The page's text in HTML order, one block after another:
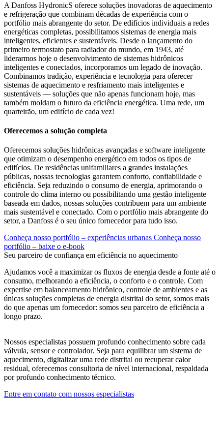
A Danfoss HydronicS oferece soluções inovadoras de aquecimento
e refrigeração que combinam décadas de experiência com o
portfólio mais abrangente do setor. De edifícios individuais a redes
energéticas completas, possibilitamos sistemas de energia mais
inteligentes, eficientes e sustentáveis. Desde o lançamento do
primeiro termostato para radiador do mundo, em 1943, até
liderarmos hoje o desenvolvimento de sistemas hidrônicos
inteligentes e conectados, incorporamos um legado de inovação.
Combinamos tradição, experiência e tecnologia para oferecer
sistemas de aquecimento e resfriamento mais inteligentes e
sustentáveis — soluções que não apenas funcionam hoje, mas
também moldam o futuro da eficiência energética. Uma rede, um
quarteirão, um edifício de cada vez!
Oferecemos a solução completa
Oferecemos soluções hidrônicas avançadas e software inteligente
que otimizam o desempenho energético em todos os tipos de
edifícios. De residências unifamiliares a grandes instalações
públicas, nossas tecnologias garantem conforto, confiabilidade e
eficiência. Seja reduzindo o consumo de energia, aprimorando o
controle do clima interno ou possibilitando uma gestão inteligente
baseada em dados, nossas soluções contribuem para um ambiente
mais sustentável e conectado. Com o portfólio mais abrangente do
setor, a Danfoss é o seu único fornecedor para tudo isso.
Conheça nosso portfólio – experiências urbanas Conheça nosso
portfólio – baixe o e-book
Seu parceiro de confiança em eficiência no aquecimento
Ajudamos você a maximizar os fluxos de energia desde a fonte até o
consumo, melhorando a eficiência, o conforto e o controle. Com
expertise em balanceamento hidrônico, controle de ambientes e as
únicas soluções completas de energia distrital do setor, somos mais
do que apenas um fornecedor: somos seu parceiro de eficiência a
longo prazo.
Nossos especialistas possuem profundo conhecimento sobre cada
válvula, sensor e controlador. Seja para equilibrar um sistema de
aquecimento, digitalizar uma rede distrital ou recuperar calor
residual, oferecemos consultoria de nível internacional, respaldada
por profundo conhecimento técnico.
Entre em contato com nossos especialistas